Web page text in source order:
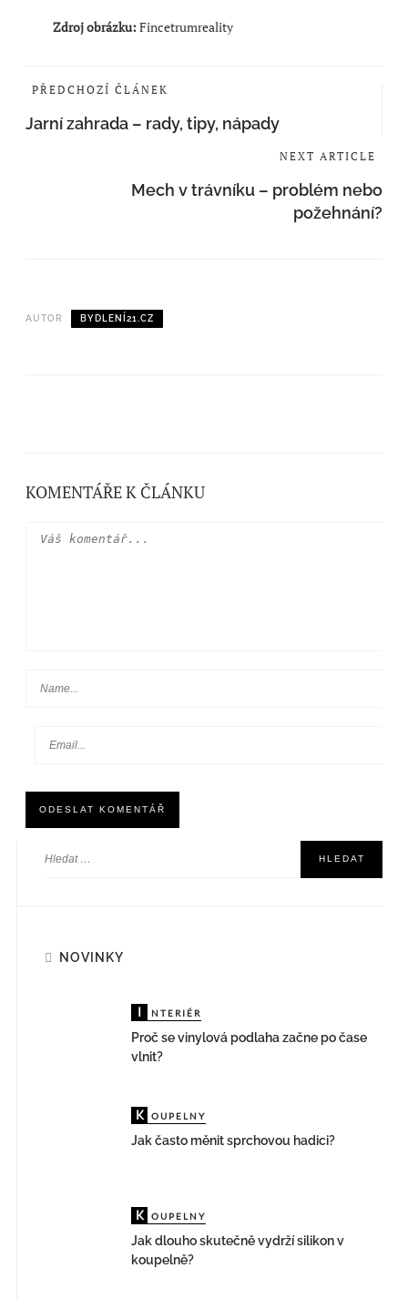
Zdroj obrázku: Fincetrumreality
PŘEDCHOZÍ ČLÁNEK
Jarní zahrada – rady, tipy, nápady
NEXT ARTICLE
Mech v trávníku – problém nebo
požehnání?
AUTOR BYDLENÍ21.CZ
KOMENTÁŘE K ČLÁNKU
NOVINKY
I NTERIÉR
Proč se vinylová podlaha začne po čase
vlnit?
K OUPELNY
Jak často měnit sprchovou hadici?
K OUPELNY
Jak dlouho skutečně vydrží silikon v
koupelně?